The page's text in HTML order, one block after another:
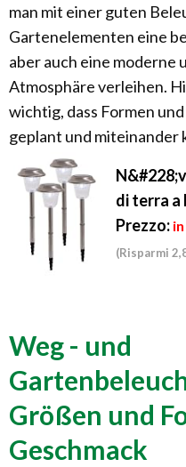
man mit einer guten
Gartenelementen eine
aber auch eine moderne
Atmosphäre verleihen.
wichtig, dass Formen
geplant und miteinander
di terra a
Prezzo:
(Risparmi
Weg - und
Größen und
Geschmack